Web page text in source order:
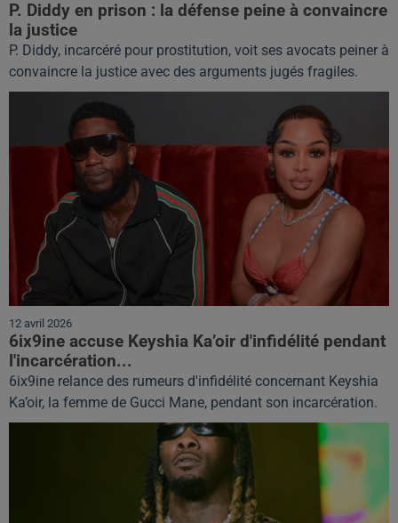
P. Diddy en prison : la défense peine à convaincre
la justice
P. Diddy, incarcéré pour prostitution, voit ses avocats peiner à
convaincre la justice avec des arguments jugés fragiles.
12 avril 2026
6ix9ine accuse Keyshia Ka’oir d'infidélité pendant
l'incarcération...
6ix9ine relance des rumeurs d'infidélité concernant Keyshia
Ka’oir, la femme de Gucci Mane, pendant son incarcération.